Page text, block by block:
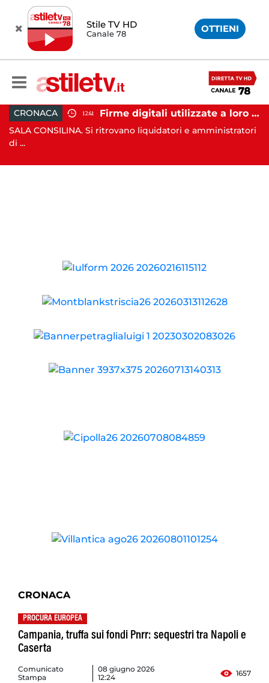
Stile TV HD
Canale 78 OTTIENI
CRONACA 12:41 Firme digitali utilizzate a loro insaputa: 9 indagati nel Vallo di Diano
SALA CONSILINA. Si ritrovano liquidatori e amministratori
di ...
CRONACA
PROCURA EUROPEA
Campania, truffa sui fondi Pnrr: sequestri tra Napoli e
Caserta
Comunicato
Stampa
08 giugno 2026
12:24
1657